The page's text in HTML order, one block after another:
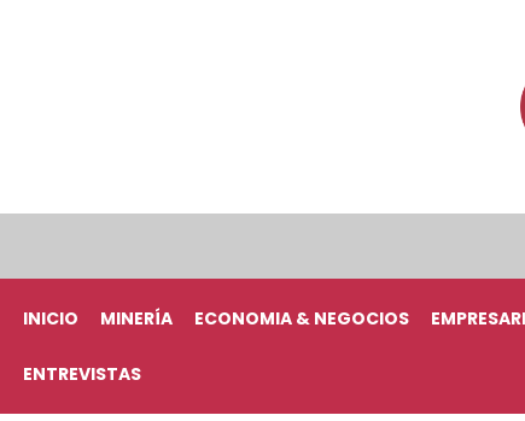
INICIO MINERÍA ECONOMIA & NEGOCIOS
ENTREVISTAS